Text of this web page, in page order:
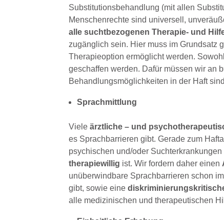
Substitutionsbehandlung (mit allen
Menschenrechte sind universell,
alle suchtbezogenen Therapie- und
zugänglich sein. Hier muss im Grundsatz
Therapieoption ermöglicht werden.
geschaffen werden. Dafür müssen wir an
Behandlungsmöglichkeiten in der Haft
Sprachmittlung
Vieleärztliche – und
es Sprachbarrieren gibt. Gerade zum
psychischen und/oder
therapiewillig ist. Wir fordern daher einen
unüberwindbare Sprachbarrieren schon
gibt, sowie eine
alle medizinischen und therapeutischen